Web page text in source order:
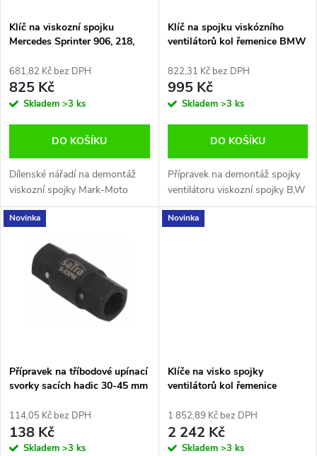
p
r
o
u
k
s
p
r
o
d
u
k
Klíč na viskozní spojku
Mercedes Sprinter 906, 218,
681,82 Kč bez DPH
825 Kč
Skladem >3 ks
DO KOŠÍKU
Dílenské nářadí na demontáž
viskozní spojky Mark-Moto
Klíč na spojku viskózního
ventilátorů kol řemenice BMW
822,31 Kč bez DPH
995 Kč
Skladem >3 ks
DO KOŠÍKU
Přípravek na demontáž spojky
ventilátoru viskozní spojky B,W
Novinka
Přípravek na tříbodové upínací
svorky sacích hadic 30-45 mm
114,05 Kč bez DPH
138 Kč
Skladem >3 ks
Novinka
Klíče na visko spojky
ventilátorů kol řemenice
1 852,89 Kč bez DPH
2 242 Kč
Skladem >3 ks